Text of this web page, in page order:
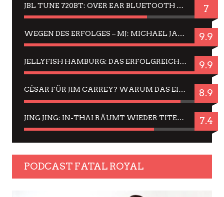
JBL TUNE 720BT: OVER EAR BLUETOOTH KOPFHÖRER UM DIE 50,-€ IM DAUER-TEST 7
WEGEN DES ERFOLGES – MJ: MICHAEL JACKSON MUSICAL IN EINER MATINEE SEHEN 9.9
JELLYFISH HAMBURG: DAS ERFOLGREICHE SOMMER-MENÜ 2025 IN GEFÜHLEN UND BILDERN 9.9
CÉSAR FÜR JIM CARREY? WARUM DAS EINER DER NERVIGSTEN ACTORS IST UND BLEIBT 8.9
JING JING: IN-THAI RÄUMT WIEDER TITEL AB – EIN ZWEI-STUNDEN-ERLEBNISBERICHT 7.4
PODCAST FATAL ROYAL